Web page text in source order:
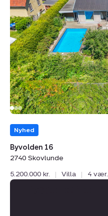
16,
2740
Skovlunde
Nyhed
Byvolden 16
2740 Skovlunde
5.200.000 kr.
| Villa | 4 vær.